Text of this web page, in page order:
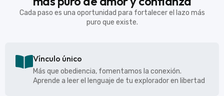
Cada paso es una oportunidad para fortalecer el lazo más
puro que existe.
Vínculo único
Más que obediencia, fomentamos la conexión.
Aprende a leer el lenguaje de tu explorador en libertad